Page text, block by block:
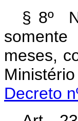
§ 8º
meses,
Decreto